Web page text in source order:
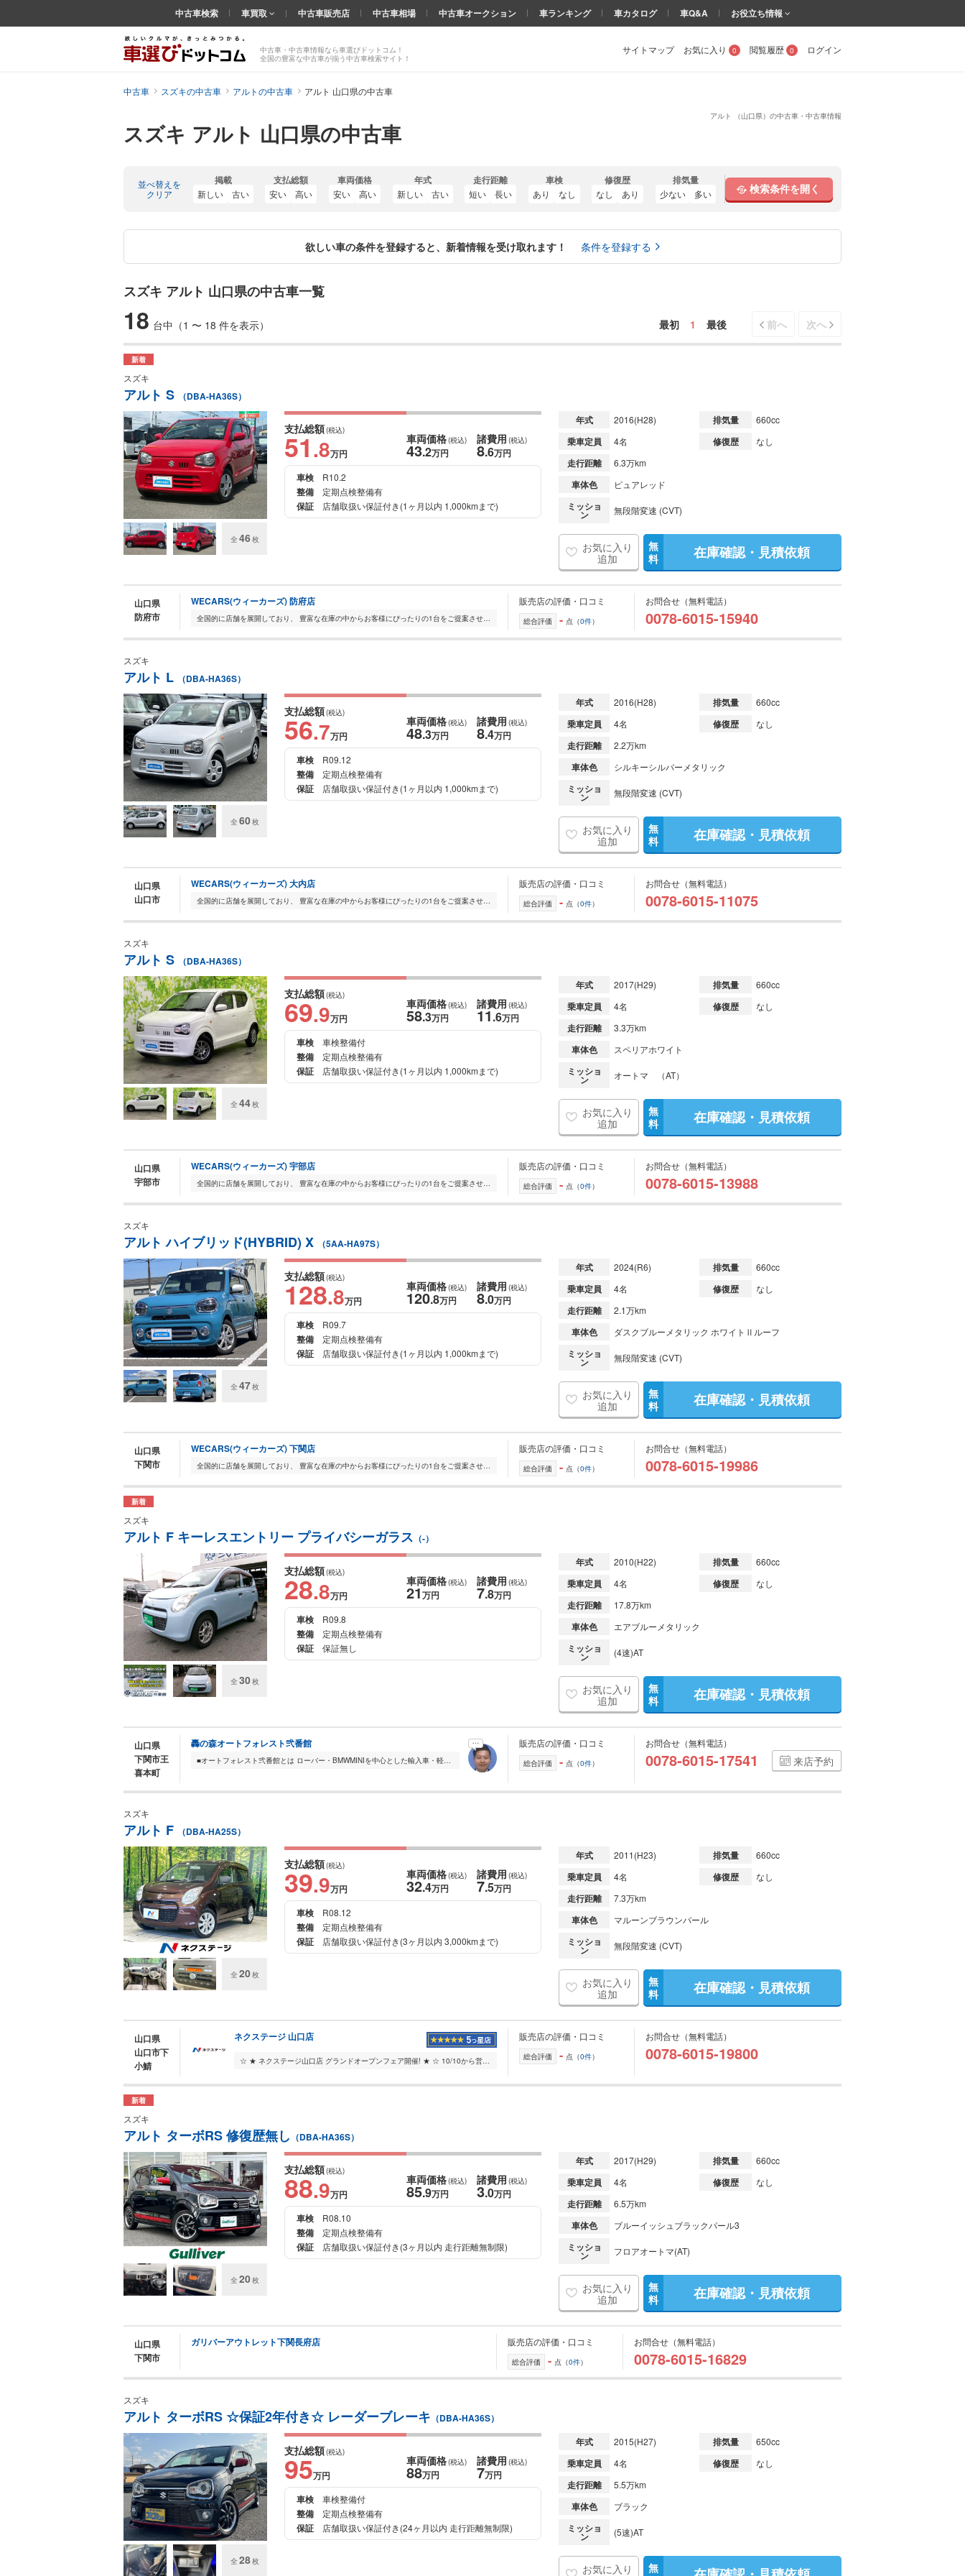
アルト （山口県）の中古車・中古車情報
スズキ アルト 山口県の中古車
中古車・中古車情報なら車選びドットコム！
全国の豊富な中古車が揃う中古車検索サイト！
サイトマップ お気に入り 0 閲覧履歴 0 ログイン
中古車検索 車買取 中古車販売店 中古車相場 中古車オークション 車ランキング 車カタログ 車Q&A お役立ち情報
中古車 スズキの中古車 アルトの中古車 アルト 山口県の中古車
並べ替えを
クリア
掲載
新しい 古い
支払総額
安い 高い
車両価格
安い 高い
年式
新しい 古い
走行距離
短い 長い
車検
あり なし
修復歴
なし あり
排気量
少ない 多い 検索条件を開く
欲しい車の条件を登録すると、新着情報を受け取れます！ 条件を登録する
スズキ アルト 山口県の中古車一覧
18 台中（1 〜 18 件を表示） 最初 1 最後 前へ 次へ
新着
スズキ
アルト S （DBA-HA36S）
全 46枚
支払総額(税込)
51.8万円
車両価格(税込)
43.2万円
諸費用 (税込)
8.6万円
車検
R10.2
整備 定期点検整備有
保証 店舗取扱い保証付き(1ヶ月以内 1,000kmまで)
年式 2016(H28) 排気量 660cc
乗車定員 4名 修復歴 なし
走行距離 6.3万km
車体色 ピュアレッド
ミッショ
ン 無段階変速 (CVT)
お気に入り
追加
無
料
在庫確認・見積依頼
山口県
防府市
WECARS(ウィーカーズ) 防府店
全国的に店舗を展開しており、 豊富な在庫の中からお客様にぴったりの1台をご提案させていただきます。 国産車から輸入車まで幅広く取り扱っており、 登録済未使用車や...
販売店の評価・口コミ
総合評価 - 点（0件）
お問合せ（無料電話）
0078-6015-15940
スズキ
アルト L （DBA-HA36S）
全 60枚
支払総額(税込)
56.7万円
車両価格(税込)
48.3万円
諸費用 (税込)
8.4万円
車検
R09.12
整備 定期点検整備有
保証 店舗取扱い保証付き(1ヶ月以内 1,000kmまで)
年式 2016(H28) 排気量 660cc
乗車定員 4名 修復歴 なし
走行距離 2.2万km
車体色 シルキーシルバーメタリック
ミッショ
ン 無段階変速 (CVT)
お気に入り
追加
無
料
在庫確認・見積依頼
山口県
山口市
WECARS(ウィーカーズ) 大内店
全国的に店舗を展開しており、 豊富な在庫の中からお客様にぴったりの1台をご提案させていただきます。 国産車から輸入車まで幅広く取り扱っており、 登録済未使用車や...
販売店の評価・口コミ
総合評価 - 点（0件）
お問合せ（無料電話）
0078-6015-11075
スズキ
アルト S （DBA-HA36S）
全 44枚
支払総額(税込)
69.9万円
車両価格(税込)
58.3万円
諸費用 (税込)
11.6万円
車検
車検整備付
整備 定期点検整備有
保証 店舗取扱い保証付き(1ヶ月以内 1,000kmまで)
年式 2017(H29) 排気量 660cc
乗車定員 4名 修復歴 なし
走行距離 3.3万km
車体色 スペリアホワイト
ミッショ
ン オートマ （AT）
お気に入り
追加
無
料
在庫確認・見積依頼
山口県
宇部市
WECARS(ウィーカーズ) 宇部店
全国的に店舗を展開しており、 豊富な在庫の中からお客様にぴったりの1台をご提案させていただきます。 国産車から輸入車まで幅広く取り扱っており、 登録済未使用車や...
販売店の評価・口コミ
総合評価 - 点（0件）
お問合せ（無料電話）
0078-6015-13988
スズキ
アルト ハイブリッド(HYBRID) X （5AA-HA97S）
全 47枚
支払総額(税込)
128.8万円
車両価格(税込)
120.8万円
諸費用 (税込)
8.0万円
車検
R09.7
整備 定期点検整備有
保証 店舗取扱い保証付き(1ヶ月以内 1,000kmまで)
年式 2024(R6) 排気量 660cc
乗車定員 4名 修復歴 なし
走行距離 2.1万km
車体色 ダスクブルーメタリック ホワイトⅡルーフ
ミッショ
ン 無段階変速 (CVT)
お気に入り
追加
無
料
在庫確認・見積依頼
山口県
下関市
WECARS(ウィーカーズ) 下関店
全国的に店舗を展開しており、 豊富な在庫の中からお客様にぴったりの1台をご提案させていただきます。 国産車から輸入車まで幅広く取り扱っており、 登録済未使用車や...
販売店の評価・口コミ
総合評価 - 点（0件）
お問合せ（無料電話）
0078-6015-19986
新着
スズキ
アルト F キーレスエントリー プライバシーガラス （-）
全 30枚
支払総額(税込)
28.8万円
車両価格(税込)
21万円
諸費用 (税込)
7.8万円
車検
R09.8
整備 定期点検整備有
保証 保証無し
年式 2010(H22) 排気量 660cc
乗車定員 4名 修復歴 なし
走行距離 17.8万km
車体色 エアブルーメタリック
ミッショ
ン (4速)AT
お気に入り
追加
無
料
在庫確認・見積依頼
山口県
下関市王
喜本町
轟の森オートフォレスト弐番館
■オートフォレスト弐番館とは ローバー・BMWMINIを中心とした輸入車・軽自動車、コンパクト、セダン、ミニバンの国産車などを展示しているお店です。 展示車以外のお車...
販売店の評価・口コミ
総合評価 - 点（0件）
お問合せ（無料電話）
0078-6015-17541 来店予約
スズキ
アルト F （DBA-HA25S）
全 20枚
支払総額(税込)
39.9万円
車両価格(税込)
32.4万円
諸費用 (税込)
7.5万円
車検
R08.12
整備 定期点検整備有
保証 店舗取扱い保証付き(3ヶ月以内 3,000kmまで)
年式 2011(H23) 排気量 660cc
乗車定員 4名 修復歴 なし
走行距離 7.3万km
車体色 マルーンブラウンパール
ミッショ
ン 無段階変速 (CVT)
お気に入り
追加
無
料
在庫確認・見積依頼
山口県
山口市下
小鯖
ネクステージ 山口店
☆ ★ ネクステージ山口店 グランドオープンフェア開催! ★ ☆ 10/10から営業スタート!10/28よりグランドオープンフェアを開催いたします! クルマの販売・買取・整備す...
販売店の評価・口コミ
総合評価 - 点（0件）
お問合せ（無料電話）
0078-6015-19800
新着
スズキ
アルト ターボRS 修復歴無し （DBA-HA36S）
全 20枚
支払総額(税込)
88.9万円
車両価格(税込)
85.9万円
諸費用 (税込)
3.0万円
車検
R08.10
整備 定期点検整備有
保証 店舗取扱い保証付き(3ヶ月以内 走行距離無制限)
年式 2017(H29) 排気量 660cc
乗車定員 4名 修復歴 なし
走行距離 6.5万km
車体色 ブルーイッシュブラックパール3
ミッショ
ン フロアオートマ(AT)
お気に入り
追加
無
料
在庫確認・見積依頼
山口県
下関市
ガリバーアウトレット下関長府店 販売店の評価・口コミ
総合評価 - 点（0件）
お問合せ（無料電話）
0078-6015-16829
スズキ
アルト ターボRS ☆保証2年付き☆ レーダーブレーキ （DBA-HA36S）
全 28枚
支払総額(税込)
95万円
車両価格(税込)
88万円
諸費用 (税込)
7万円
車検
車検整備付
整備 定期点検整備有
保証 店舗取扱い保証付き(24ヶ月以内 走行距離無制限)
年式 2015(H27) 排気量 650cc
乗車定員 4名 修復歴 なし
走行距離 5.5万km
車体色 ブラック
ミッショ
ン (5速)AT
お気に入り
無